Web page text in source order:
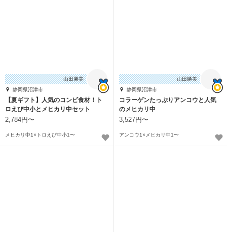
山田勝美
静岡県沼津市
【夏ギフト】人気のコンビ食材！ト
ロえび中小とメヒカリ中セット
2,784円〜
メヒカリ中1×トロえび中小1〜
山田勝美
静岡県沼津市
コラーゲンたっぷりアンコウと人気
のメヒカリ中
3,527円〜
アンコウ1×メヒカリ中1〜